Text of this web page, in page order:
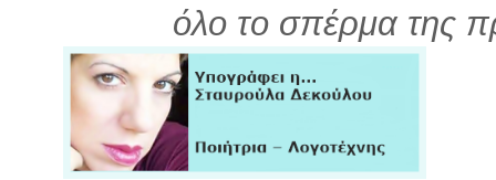
όλο το σπέρμα της